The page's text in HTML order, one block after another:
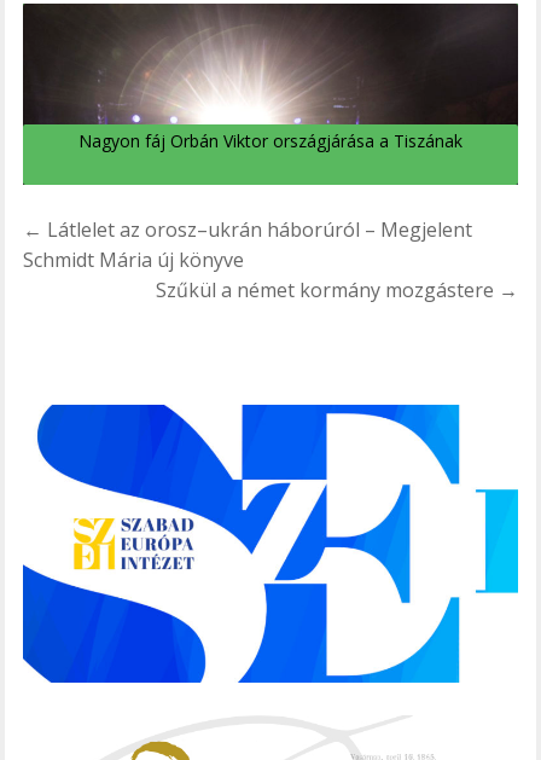
Nagyon fáj Orbán Viktor országjárása a Tiszának
Bejegyzés
navigáció
← Látlelet az orosz–ukrán háborúról – Megjelent
Schmidt Mária új könyve
Szűkül a német kormány mozgástere →